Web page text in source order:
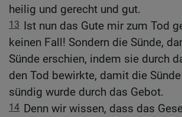
heilig und gerecht und gut.
13 Ist nun das Gute mir zum Tod
keinen Fall! Sondern die Sünde,
Sünde erschien, indem sie durch
den Tod bewirkte, damit die
sündig wurde durch das Gebot.
14 Denn wir wissen, dass das